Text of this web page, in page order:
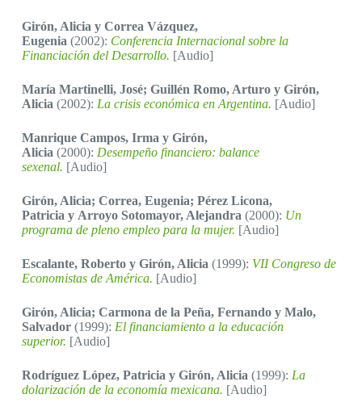
Girón, Alicia y Correa Vázquez,
Eugenia (2002): Conferencia Internacional sobre la
Financiación del Desarrollo. [Audio]
María Martinelli, José; Guillén Romo, Arturo y Girón,
Alicia (2002): La crisis económica en Argentina. [Audio]
Manrique Campos, Irma y Girón,
Alicia (2000): Desempeño financiero: balance
sexenal. [Audio]
Girón, Alicia; Correa, Eugenia; Pérez Licona,
Patricia y Arroyo Sotomayor, Alejandra (2000): Un
programa de pleno empleo para la mujer. [Audio]
Escalante, Roberto y Girón, Alicia (1999): VII Congreso de
Economistas de América. [Audio]
Girón, Alicia; Carmona de la Peña, Fernando y Malo,
Salvador (1999): El financiamiento a la educación
superior. [Audio]
Rodríguez López, Patricia y Girón, Alicia (1999): La
dolarización de la economía mexicana. [Audio]